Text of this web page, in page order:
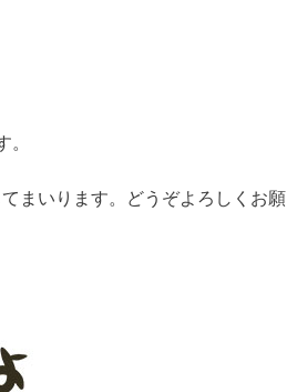
。
まいります。どうぞよろしくお願